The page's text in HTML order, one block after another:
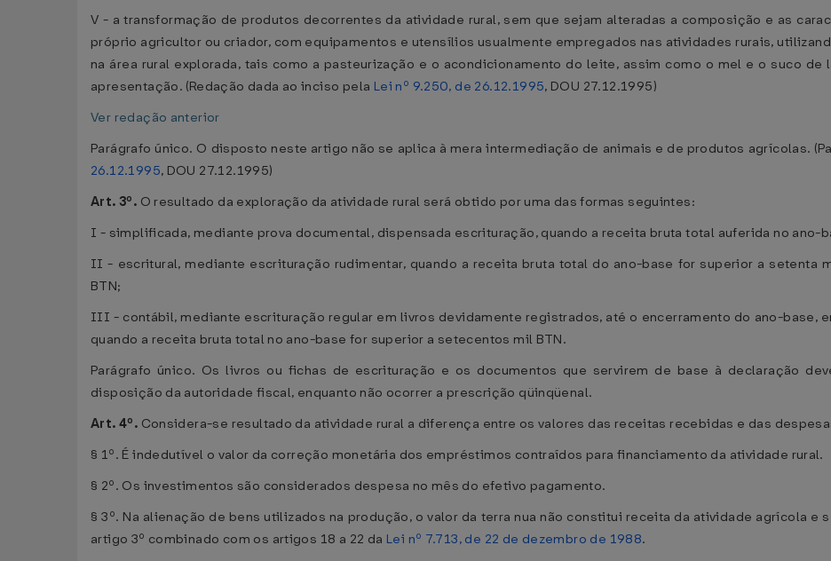
V - a transformação de produtos decorrentes da atividade rural, sem que sejam alteradas a composição e as
próprio agricultor ou criador, com equipamentos e utensílios usualmente empregados nas atividades rurais,
na área rural explorada, tais como a pasteurização e o acondicionamento do leite, assim como o mel e o suco de
apresentação. (Redação dada ao inciso pela Lei nº 9.250, de 26.12.1995, DOU 27.12.1995)
Ver redação anterior
Parágrafo único. O disposto neste artigo não se aplica à mera intermediação de animais e de produtos agrícolas.
26.12.1995, DOU 27.12.1995)
Art. 3º. O resultado da exploração da atividade rural será obtido por uma das formas seguintes:
I - simplificada, mediante prova documental, dispensada escrituração, quando a receita bruta total auferida no ano-
II - escritural, mediante escrituração rudimentar, quando a receita bruta total do ano-base for superior a setenta
BTN;
III - contábil, mediante escrituração regular em livros devidamente registrados, até o encerramento do ano-base,
quando a receita bruta total no ano-base for superior a setecentos mil BTN.
Parágrafo único. Os livros ou fichas de escrituração e os documentos que servirem de base à declaração
disposição da autoridade fiscal, enquanto não ocorrer a prescrição qüinqüenal.
Art. 4º. Considera-se resultado da atividade rural a diferença entre os valores das receitas recebidas e das
§ 1º. É indedutível o valor da correção monetária dos empréstimos contraídos para financiamento da atividade rural.
§ 2º. Os investimentos são considerados despesa no mês do efetivo pagamento.
§ 3º. Na alienação de bens utilizados na produção, o valor da terra nua não constitui receita da atividade agrícola
artigo 3º combinado com os artigos 18 a 22 da Lei nº 7.713, de 22 de dezembro de 1988.